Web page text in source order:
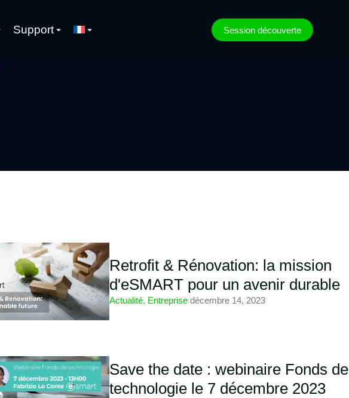
Support Session découverte
Retrofit & Rénovation: la mission
d'eSMART pour un avenir durable
Actualité, Entreprise/décembre 14, 2023
Save the date : webinaire Fonds de
technologie le 7 décembre 2023